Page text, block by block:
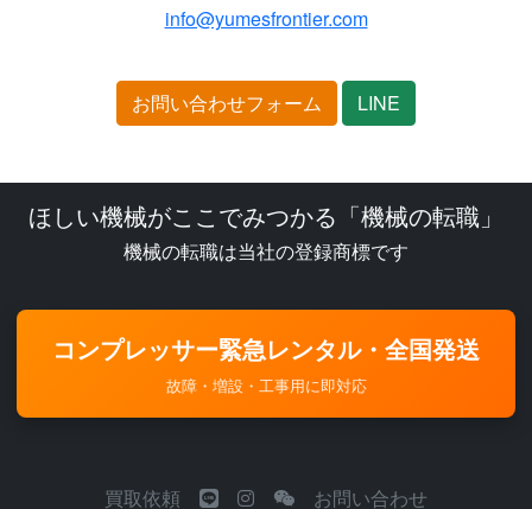
info@yumesfrontier.com
お問い合わせフォーム LINE
ほしい機械がここでみつかる「機械の転職」
機械の転職は当社の登録商標です
コンプレッサー緊急レンタル・全国発送
故障・増設・工事用に即対応
買取依頼 お問い合わせ